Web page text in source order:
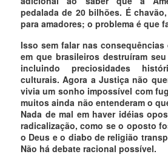
pedalada de 20 bilhões. É
para amadores; o problema é que
Isso sem falar nas
em que brasileiros destruíram
incluindo preciosidades
culturais. Agora a Justiça não
vivia um sonho impossível com
muitos ainda não entenderam o
Nada de mal em haver idéias
radicalização, como se o oposto
o Deus e o diabo de religião
Não há debate racional possível.